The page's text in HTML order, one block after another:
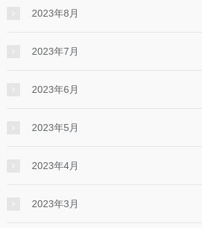
2023年8月
2023年7月
2023年6月
2023年5月
2023年4月
2023年3月